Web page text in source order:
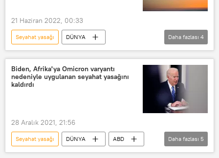
21 Haziran 2022, 00:33
Seyahat yasağı
DÜNYA
Suudi Arabistan
Seyahat
Türkiye
Sosyal medya
Daha fazlası 4
Biden, Afrika'ya Omicron varyantı
nedeniyle uygulanan seyahat yasağını
kaldırdı
28 Aralık 2021, 21:56
Seyahat yasağı DÜNYA
ABD
Afrika
Joe Biden
Daha fazlası 5